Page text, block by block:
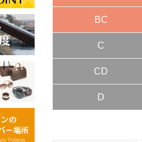
BC
C
CD
D